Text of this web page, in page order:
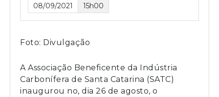
08/09/2021 15h00
Foto: Divulgação
A Associação Beneficente da Indústria
Carbonífera de Santa Catarina (SATC)
inaugurou no, dia 26 de agosto, o